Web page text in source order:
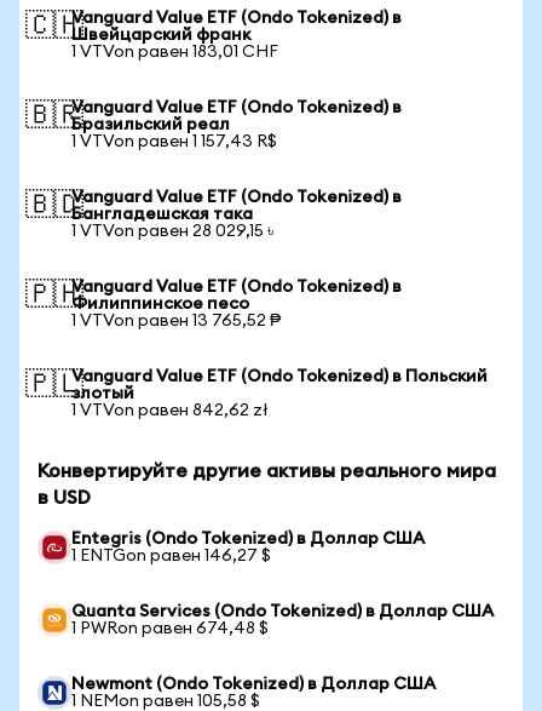
🇨🇭Vanguard Value ETF (Ondo Tokenized) в
Швейцарский франк
1 VTVon равен 183,01 CHF
🇧🇷Vanguard Value ETF (Ondo Tokenized) в
Бразильский реал
1 VTVon равен 1 157,43 R$
🇧🇩Vanguard Value ETF (Ondo Tokenized) в
Бангладешская така
1 VTVon равен 28 029,15 ৳
🇵🇭Vanguard Value ETF (Ondo Tokenized) в
Филиппинское песо
1 VTVon равен 13 765,52 ₱
🇵🇱Vanguard Value ETF (Ondo Tokenized) в Польский
злотый
1 VTVon равен 842,62 zł
Конвертируйте другие активы реального мира
в USD
Entegris (Ondo Tokenized) в Доллар США
1 ENTGon равен 146,27 $
Quanta Services (Ondo Tokenized) в Доллар США
1 PWRon равен 674,48 $
Newmont (Ondo Tokenized) в Доллар США
1 NEMon равен 105,58 $